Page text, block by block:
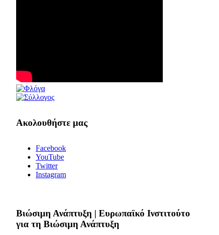
Ακολουθήστε μας
Facebook
YouTube
Twitter
Instagram
Bιώσιμη Ανάπτυξη | Ευρωπαϊκό Ινστιτούτο
για τη Βιώσιμη Ανάπτυξη